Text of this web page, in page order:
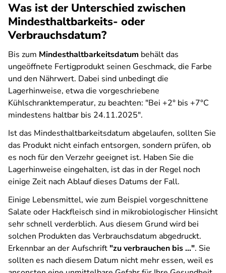
Was ist der Unterschied zwischen
Mindesthaltbarkeits- oder
Verbrauchsdatum?
Bis zum Mindesthaltbarkeitsdatum behält das
ungeöffnete Fertigprodukt seinen Geschmack, die Farbe
und den Nährwert. Dabei sind unbedingt die
Lagerhinweise, etwa die vorgeschriebene
Kühlschranktemperatur, zu beachten: "Bei +2° bis +7°C
mindestens haltbar bis 24.11.2025".
Ist das Mindesthaltbarkeitsdatum abgelaufen, sollten Sie
das Produkt nicht einfach entsorgen, sondern prüfen, ob
es noch für den Verzehr geeignet ist. Haben Sie die
Lagerhinweise eingehalten, ist das in der Regel noch
einige Zeit nach Ablauf dieses Datums der Fall.
Einige Lebensmittel, wie zum Beispiel vorgeschnittene
Salate oder Hackfleisch sind in mikrobiologischer Hinsicht
sehr schnell verderblich. Aus diesem Grund wird bei
solchen Produkten das Verbrauchsdatum abgedruckt.
Erkennbar an der Aufschrift"zu verbrauchen bis ...". Sie
sollten es nach diesem Datum nicht mehr essen, weil es